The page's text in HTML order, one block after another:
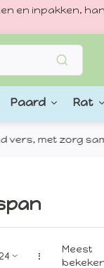
en inpakken,
Paard Rat
met zorg
Meest